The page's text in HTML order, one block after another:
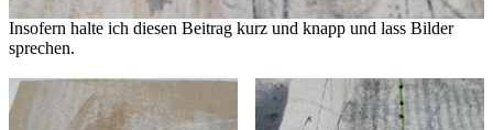
Insofern halte ich diesen Beitrag kurz und knapp und lass Bilder
sprechen.